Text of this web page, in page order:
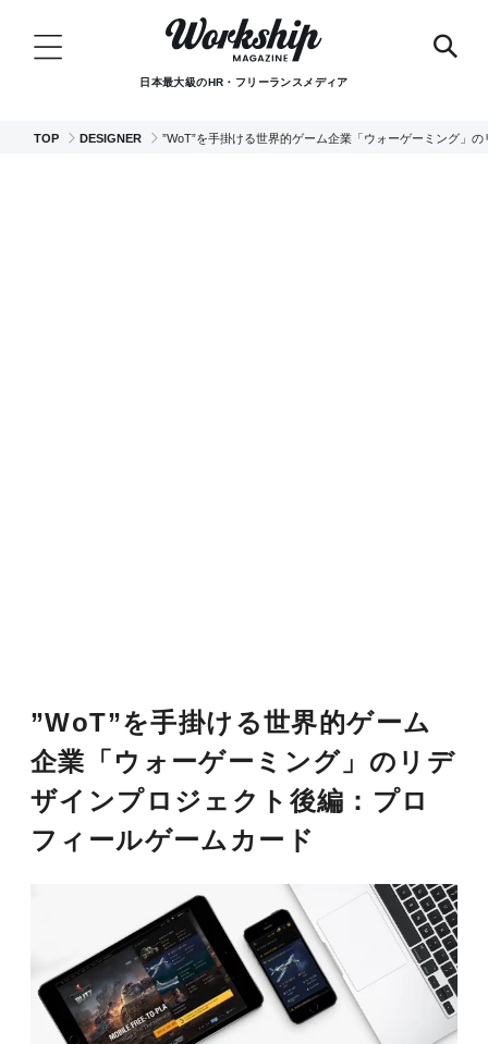
日本最大級のHR・フリーランスメディア
TOP DESIGNER ”WoT”を手掛ける世界的ゲーム企業「ウォーゲーミング」
”WoT”を手掛ける世界的ゲーム
企業「ウォーゲーミング」のリデ
ザインプロジェクト後編：プロ
フィールゲームカード